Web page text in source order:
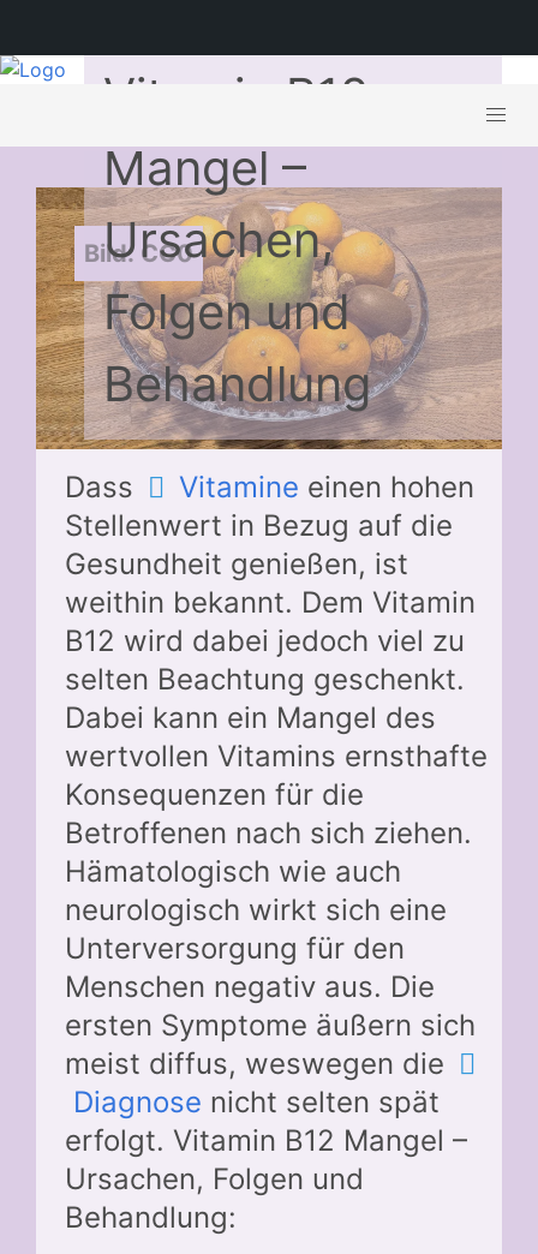
Bild: CC0
Vitamin B12
Mangel –
Ursachen,
Folgen und
Behandlung
Dass Vitamine einen hohen
Stellenwert in Bezug auf die
Gesundheit genießen, ist
weithin bekannt. Dem Vitamin
B12 wird dabei jedoch viel zu
selten Beachtung geschenkt.
Dabei kann ein Mangel des
wertvollen Vitamins ernsthafte
Konsequenzen für die
Betroffenen nach sich ziehen.
Hämatologisch wie auch
neurologisch wirkt sich eine
Unterversorgung für den
Menschen negativ aus. Die
ersten Symptome äußern sich
meist diffus, weswegen die
Diagnose nicht selten spät
erfolgt. Vitamin B12 Mangel –
Ursachen, Folgen und
Behandlung: